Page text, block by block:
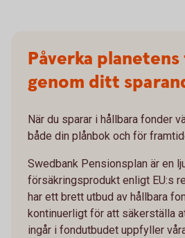
Påverka
genom ditt
När du sparar i hållbara fonder
både din plånbok och för
Swedbank Pensionsplan är en
försäkringsprodukt enligt EU:s
har ett brett utbud av hållbara
kontinuerligt för att säkerställa
ingår i fondutbudet uppfyller